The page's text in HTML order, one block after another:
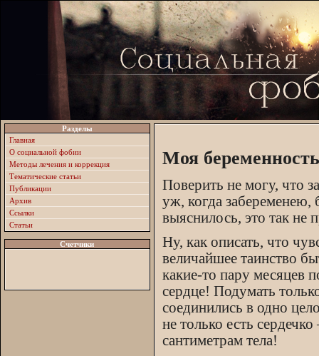
Разделы
Главная
О социальной фобии
Методы лечения и коррекция
Тематические статьи
Публикации
Архив
Ссылки
Статьи
Счетчики
Моя
Поверить не могу, что
уж, когда
выяснилось, это так не
Ну, как описать, что
величайшее таинство
какие-то пару месяцев
сердце! Подумать
соединились в одно
не только есть
сантиметрам тела!